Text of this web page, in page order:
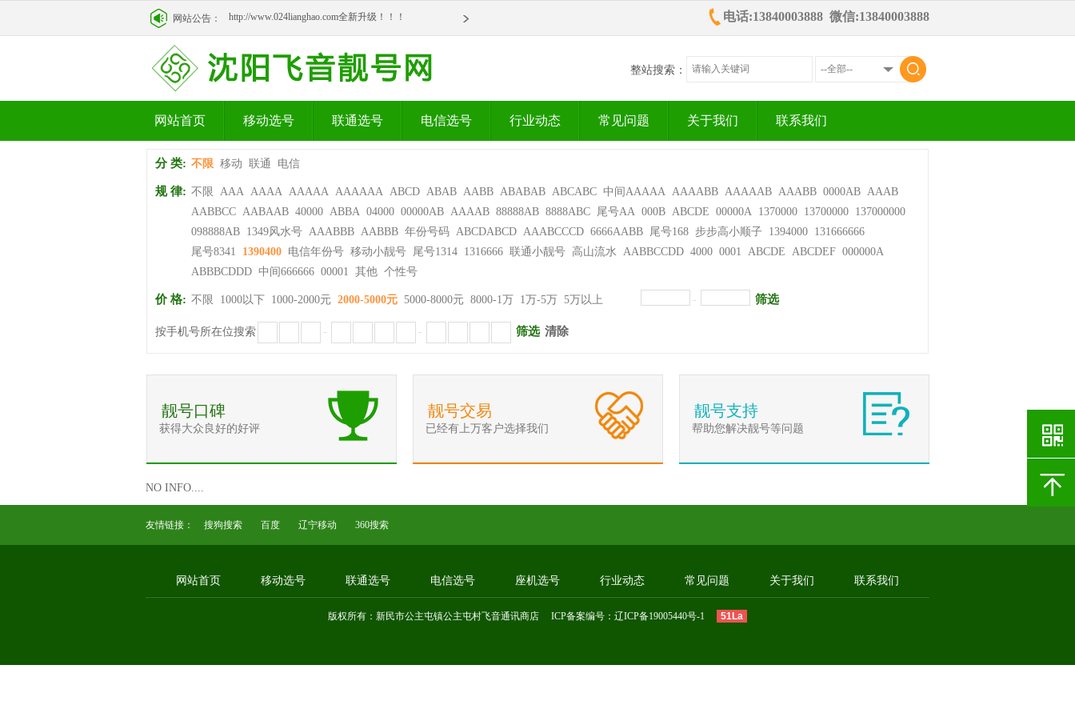
网站公告： http://www.024lianghao.com全新升级！！！ 电话:13840003888 微信:13840003888
整站搜索：
网站首页 移动选号 联通选号 电信选号 行业动态 常见问题 关于我们 联系我们
分 类: 不限 移动 联通 电信
规 律: 不限 AAA AAAA AAAAA AAAAAA ABCD ABAB AABB ABABAB ABCABC 中间AAAAA AAAABB AAAAAB AAABB 0000AB AAAB
AABBCC AABAAB 40000 ABBA 04000 00000AB AAAAB 88888AB 8888ABC 尾号AA 000B ABCDE 00000A 1370000 13700000 137000000
098888AB 1349风水号 AAABBB AABBB 年份号码 ABCDABCD AAABCCCD 6666AABB 尾号168 步步高小顺子 1394000 131666666
尾号8341
1390400 电信年份号 移动小靓号 尾号1314 1316666 联通小靓号 高山流水 AABBCCDD 4000 0001 ABCDE ABCDEF 000000A
ABBBCDDD 中间666666 00001 其他 个性号
价 格: 不限 1000以下 1000-2000元 2000-5000元 5000-8000元 8000-1万 1万-5万 5万以上 - 筛选
按手机号所在位搜索 - - 筛选 清除
靓号口碑
获得大众良好的好评
靓号交易
已经有上万客户选择我们
靓号支持
帮助您解决靓号等问题
NO INFO....
友情链接： 搜狗搜索 百度 辽宁移动 360搜索
网站首页 移动选号 联通选号 电信选号 座机选号 行业动态 常见问题 关于我们 联系我们
版权所有：新民市公主屯镇公主屯村飞音通讯商店 ICP备案编号： 辽ICP备19005440号-1 51La